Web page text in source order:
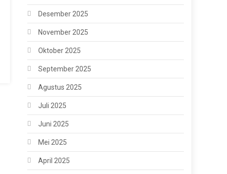
Desember 2025
November 2025
Oktober 2025
September 2025
Agustus 2025
Juli 2025
Juni 2025
Mei 2025
April 2025